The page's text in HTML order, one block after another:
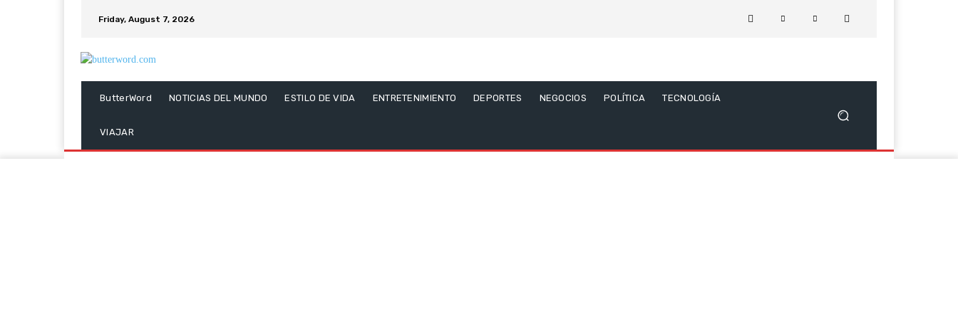
Friday, August 7, 2026
ButterWord NOTICIAS DEL MUNDO ESTILO DE VIDA ENTRETENIMIENTO DEPORTES NEGOCIOS POLÍTICA TECNOLOGÍA
VIAJAR